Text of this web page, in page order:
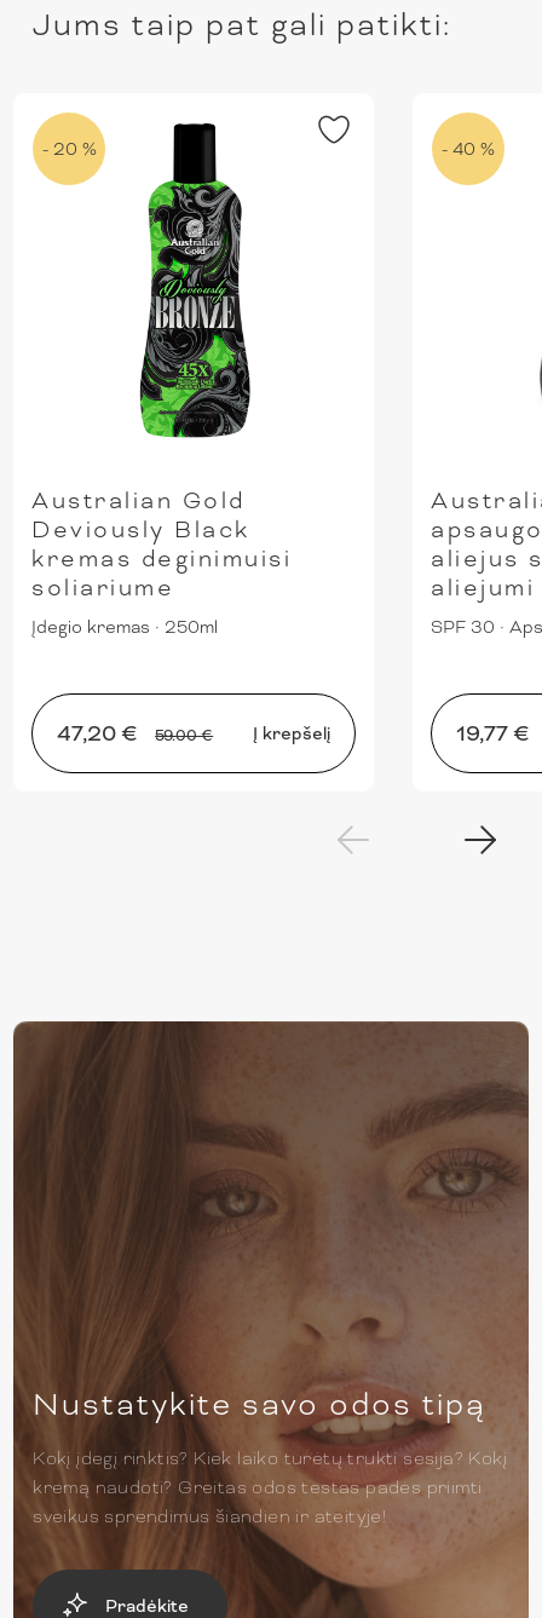
Jums taip pat gali patikti:
- 20 %
Australian Gold
Deviously Black
kremas deginimuisi
soliariume
Įdegio kremas · 250ml
Į krepšelį
47,20 € 59.00 €
- 40 %
aliejus
aliejumi
SPF 30 ·
19,77 €
Nustatykite savo odos tipą
Kokį įdegį rinktis? Kiek laiko turėtų trukti sesija? Kokį
kremą naudoti? Greitas odos testas padės priimti
sveikus sprendimus šiandien ir ateityje!
Pradėkite